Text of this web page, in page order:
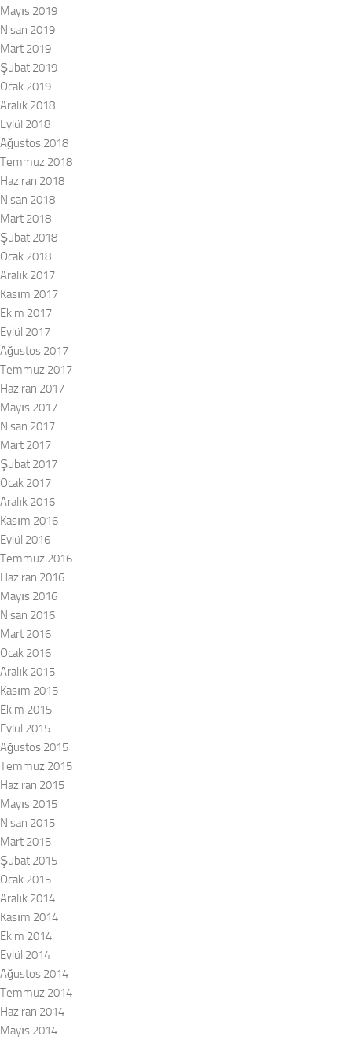
Mayıs 2019
Nisan 2019
Mart 2019
Şubat 2019
Ocak 2019
Aralık 2018
Eylül 2018
Ağustos 2018
Temmuz 2018
Haziran 2018
Nisan 2018
Mart 2018
Şubat 2018
Ocak 2018
Aralık 2017
Kasım 2017
Ekim 2017
Eylül 2017
Ağustos 2017
Temmuz 2017
Haziran 2017
Mayıs 2017
Nisan 2017
Mart 2017
Şubat 2017
Ocak 2017
Aralık 2016
Kasım 2016
Eylül 2016
Temmuz 2016
Haziran 2016
Mayıs 2016
Nisan 2016
Mart 2016
Ocak 2016
Aralık 2015
Kasım 2015
Ekim 2015
Eylül 2015
Ağustos 2015
Temmuz 2015
Haziran 2015
Mayıs 2015
Nisan 2015
Mart 2015
Şubat 2015
Ocak 2015
Aralık 2014
Kasım 2014
Ekim 2014
Eylül 2014
Ağustos 2014
Temmuz 2014
Haziran 2014
Mayıs 2014